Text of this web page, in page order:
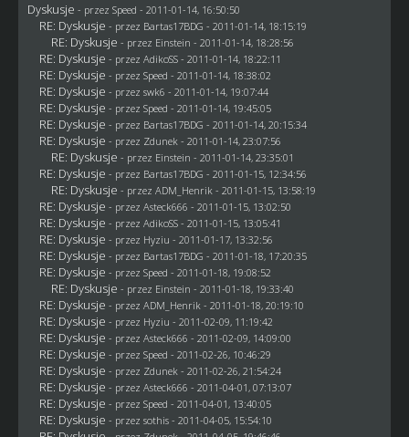
Dyskusje - przez Speed - 2011-01-14, 16:50:50
RE: Dyskusje - przez Bartas17BDG - 2011-01-14, 18:15:19
RE: Dyskusje - przez Einstein - 2011-01-14, 18:28:56
RE: Dyskusje - przez AdikoSS - 2011-01-14, 18:22:11
RE: Dyskusje - przez Speed - 2011-01-14, 18:38:02
RE: Dyskusje - przez swk6 - 2011-01-14, 19:07:44
RE: Dyskusje - przez Speed - 2011-01-14, 19:45:05
RE: Dyskusje - przez Bartas17BDG - 2011-01-14, 20:15:34
RE: Dyskusje - przez Zdunek- 2011-01-14, 23:07:56
RE: Dyskusje - przez Einstein - 2011-01-14, 23:35:01
RE: Dyskusje - przez Bartas17BDG - 2011-01-15, 12:34:56
RE: Dyskusje - przez ADM_Henrik- 2011-01-15, 13:58:19
RE: Dyskusje - przez Asteck666 - 2011-01-15, 13:02:50
RE: Dyskusje - przez AdikoSS - 2011-01-15, 13:05:41
RE: Dyskusje - przez Hyziu - 2011-01-17, 13:32:56
RE: Dyskusje - przez Bartas17BDG - 2011-01-18, 17:20:35
RE: Dyskusje - przez Speed - 2011-01-18, 19:08:52
RE: Dyskusje - przez Einstein - 2011-01-18, 19:33:40
RE: Dyskusje - przez ADM_Henrik- 2011-01-18, 20:19:10
RE: Dyskusje - przez Hyziu - 2011-02-09, 11:19:42
RE: Dyskusje - przez Asteck666 - 2011-02-09, 14:09:00
RE: Dyskusje - przez Speed - 2011-02-26, 10:46:29
RE: Dyskusje - przez Zdunek- 2011-02-26, 21:54:24
RE: Dyskusje - przez Asteck666 - 2011-04-01, 07:13:07
RE: Dyskusje - przez Speed - 2011-04-01, 13:40:05
RE: Dyskusje - przez sothis- 2011-04-05, 15:54:10